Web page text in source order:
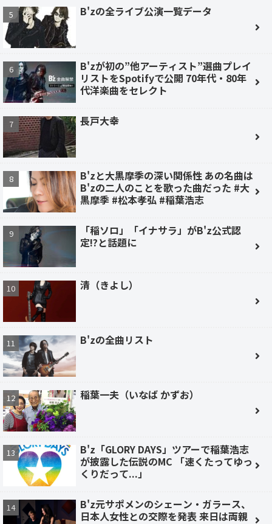
B'zの全ライブ公演一覧データ
B'zが初の”他アーティスト”選曲プレイ
リストをSpotifyで公開 70年代・80年
代洋楽曲をセレクト
長戸大幸
B'zと大黒摩季の深い関係性 あの名曲は
B'zの二人のことを歌った曲だった #大
黒摩季 #松本孝弘 #稲葉浩志
「稲ソロ」「イナサラ」がB'z公式認
定!?と話題に
清（きよし）
B'zの全曲リスト
稲葉一夫（いなば かずお）
B'z「GLORY DAYS」ツアーで稲葉浩志
が披露した伝説のMC 「速くたってゆっ
くりだって...」
B'z元サポメンのシェーン・ガラース、
日本人女性との交際を発表 来日は両親